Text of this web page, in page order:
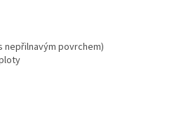
nepřilnavým povrchem)